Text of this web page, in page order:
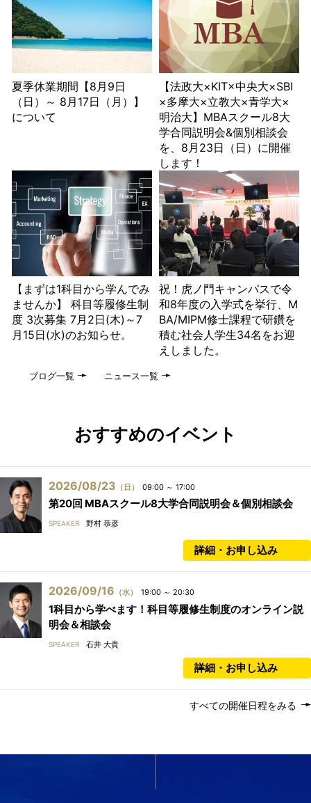
夏季休業期間【8月9日
（日）～ 8月17日（月）】
について
【法政大×KIT×中央大×SBI
×多摩大×立教大×青学大×
明治大】MBAスクール8大
学合同説明会&個別相談会
を、8月23日（日）に開催
します！
【まずは1科目から学んでみ
ませんか】 科目等履修生制
度 3次募集 7月2日(木)～7
月15日(水)のお知らせ。
祝！虎ノ門キャンパスで令
和8年度の入学式を挙行、M
BA/MIPM修士課程で研鑽を
積む社会人学生34名をお迎
えしました。
ブログ一覧 ニュース一覧
おすすめのイベント
2026/08/23 （日） 09:00 ～ 17:00
第20回 MBAスクール8大学合同説明会＆個別相談会
SPEAKER 野村 恭彦
詳細・お申し込み
2026/09/16 （水） 19:00 ～ 20:30
1科目から学べます！科目等履修生制度のオンライン説
明会＆相談会
SPEAKER 石井 大貴
詳細・お申し込み
すべての開催日程をみる